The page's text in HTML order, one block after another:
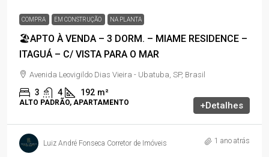
COMPRA EM CONSTRUÇÃO NA PLANTA
🏖️APTO À VENDA – 3 DORM. – MIAME RESIDENCE –
ITAGUÁ – C/ VISTA PARA O MAR
Avenida Leovigildo Dias Vieira - Ubatuba, SP, Brasil
3 4 192 m²
ALTO PADRÃO, APARTAMENTO +Detalhes
Luiz André Fonseca Corretor de Imóveis 1 ano atrás